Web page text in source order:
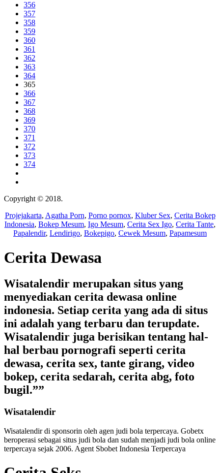
356
357
358
359
360
361
362
363
364
365
366
367
368
369
370
371
372
373
374
Copyright © 2018.
Projejakarta, Agatha Porn, Porno pornox, Kluber Sex, Cerita Bokep
Indonesia, Bokep Mesum, Igo Mesum, Cerita Sex Igo, Cerita Tante,
Papalendir, Lendirigo, Bokepigo, Cewek Mesum, Papamesum
Cerita Dewasa
Wisatalendir merupakan situs yang
menyediakan cerita dewasa online
indonesia. Setiap cerita yang ada di situs
ini adalah yang terbaru dan terupdate.
Wisatalendir juga berisikan tentang hal-
hal berbau pornografi seperti cerita
dewasa, cerita sex, tante girang, video
bokep, cerita sedarah, cerita abg, foto
bugil.””
Wisatalendir
Wisatalendir di sponsorin oleh agen judi bola terpercaya. Gobetx
beroperasi sebagai situs judi bola dan sudah menjadi judi bola online
terpercaya sejak 2006. Agent Sbobet Indonesia Terpercaya